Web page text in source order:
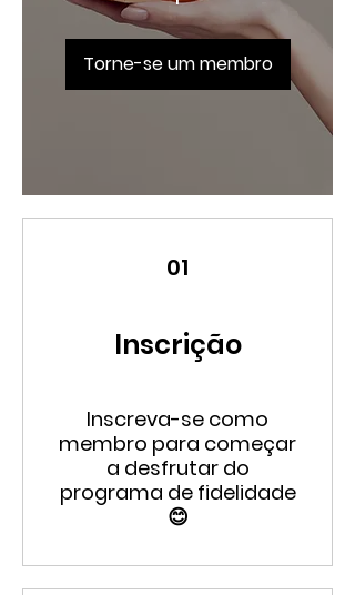
Torne-se um membro
01
Inscrição
Inscreva-se como
membro para começar
a desfrutar do
programa de fidelidade
😊